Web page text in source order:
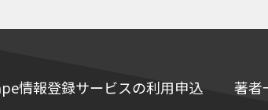
情報登録サービスの利用申込 著者